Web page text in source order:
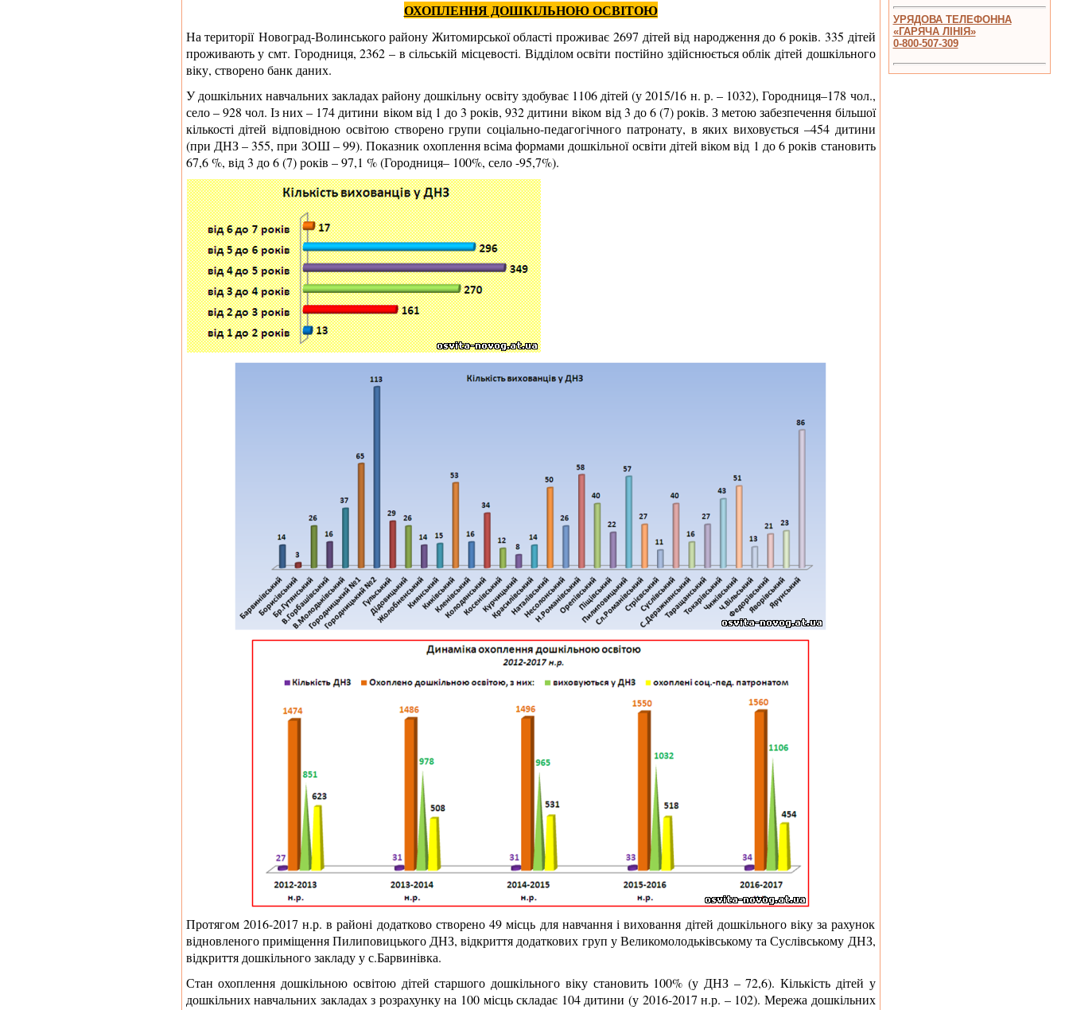
ОХОПЛЕННЯ ДОШКІЛЬНОЮ ОСВІТОЮ
На території Новоград-Волинськогорайону Житомирськоїобласті проживає2697 дітей від народження до 6 років.335 дітей
проживають у смт. Городниця,2362 – в сільській місцевості. Відділом освіти постійно здійснюється облік дітей дошкільного
віку, створено банк даних.
У дошкільних навчальних закладах району дошкільну освіту здобуває 1106 дітей (у 2015/16 н. р. – 1032), Городниця–178 чол.,
село –928 чол. Із них – 174 дитини віком від 1 до 3 років, 932 дитинивіком від 3 до 6 (7) років.З метою забезпечення більшої
кількості дітей відповідною освітою створено групи соціально-педагогічного патронату, в яких виховується –454 дитини
(при ДНЗ – 355, при ЗОШ – 99). Показник охоплення всіма формами дошкільної освіти дітей віком від 1 до 6 років становить
67,6 %, від 3 до 6 (7) років – 97,1 % (Городниця– 100%, село -95,7%).
Протягом 2016-2017 н.р. в районі додатково створено 49 місць для навчання і виховання дітей дошкільного віку за рахунок
відновленого приміщення Пилиповицького ДНЗ, відкриття додаткових груп у Великомолодьківському та Суслівському ДНЗ,
відкриття дошкільного закладу у с.Барвинівка.
Стан охоплення дошкільною освітою дітей старшого дошкільного віку становить 100% (у ДНЗ – 72,6). Кількість дітей у
дошкільних навчальних закладах з розрахунку на 100 місць складає 104 дитини (у 2016-2017 н.р. – 102). Мережа дошкільних
УРЯДОВА ТЕЛЕФОННА
«ГАРЯЧА ЛІНІЯ»
0-800-507-309